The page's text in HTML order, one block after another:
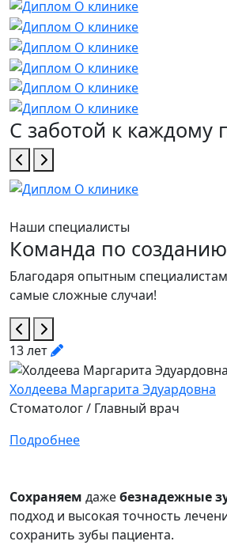
С заботой к каждому
Наши специалисты
Команда по
Благодаря опытным
самые сложные случаи!
13 лет
Холдеева Маргарита Эдуардовна
Стоматолог / Главный врач
Подробнее
Сохраняем дажебезнадежные
подход и высокая точность
сохранить зубы пациента.